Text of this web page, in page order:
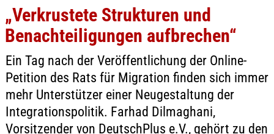
„Verkrustete Strukturen und
Benachteiligungen aufbrechen“
Ein Tag nach der Veröffentlichung der Online-
Petition des Rats für Migration finden sich immer
mehr Unterstützer einer Neugestaltung der
Integrationspolitik. Farhad Dilmaghani,
Vorsitzender von DeutschPlus e.V., gehört zu den